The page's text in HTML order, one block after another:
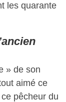
les quarante
» de son
aimé ce
pêcheur du